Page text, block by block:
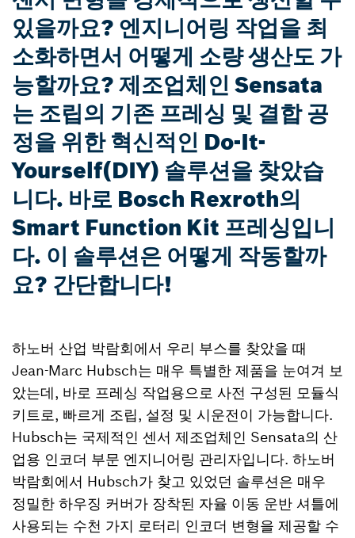
있을까요? 엔지니어링 작업을 최
소화하면서 어떻게 소량 생산도 가
능할까요? 제조업체인 Sensata
는 조립의 기존 프레싱 및 결합 공
정을 위한 혁신적인 Do-It-
Yourself(DIY) 솔루션을 찾았습
니다. 바로 Bosch Rexroth의
Smart Function Kit 프레싱입니
다. 이 솔루션은 어떻게 작동할까
요? 간단합니다!
하노버 산업 박람회에서 우리 부스를 찾았을 때
Jean-Marc Hubsch는 매우 특별한 제품을 눈여겨 보
았는데, 바로 프레싱 작업용으로 사전 구성된 모듈식
키트로, 빠르게 조립, 설정 및 시운전이 가능합니다.
Hubsch는 국제적인 센서 제조업체인 Sensata의 산
업용 인코더 부문 엔지니어링 관리자입니다. 하노버
박람회에서 Hubsch가 찾고 있었던 솔루션은 매우
정밀한 하우징 커버가 장착된 자율 이동 운반 셔틀에
사용되는 수천 가지 로터리 인코더 변형을 제공할 수